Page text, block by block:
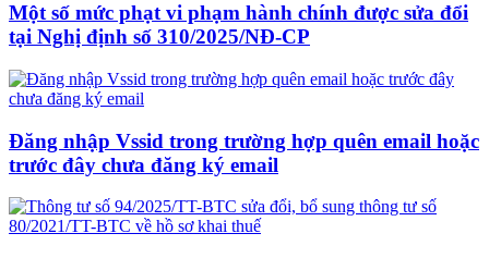
Một số mức phạt vi phạm hành chính được sửa đổi
tại Nghị định số 310/2025/NĐ-CP
Đăng nhập Vssid trong trường hợp quên email hoặc
trước đây chưa đăng ký email